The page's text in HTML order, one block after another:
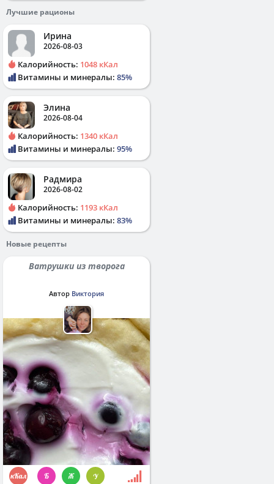
Лучшие рационы
Ирина
2026-08-03
Калорийность: 1048 кКал
Витамины и минералы: 85%
Элина
2026-08-04
Калорийность: 1340 кКал
Витамины и минералы: 95%
Радмира
2026-08-02
Калорийность: 1193 кКал
Витамины и минералы: 83%
Новые рецепты
Ватрушки из творога
Автор Виктория